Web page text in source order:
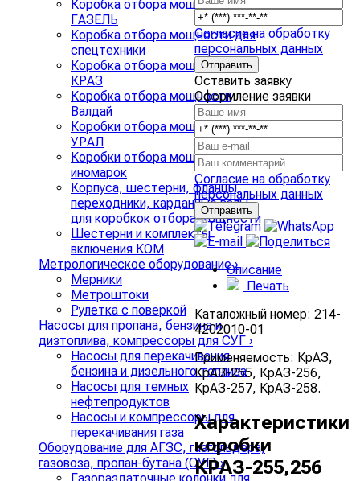
Коробка отбора мощности на
ГАЗЕЛЬ
Коробка отбора мощности для
спецтехники
Коробка отбора мощности
КРАЗ
Коробка отбора мощности
Валдай
Коробки отбора мощности
УРАЛ
Коробки отбора мощности
иномарок
Корпуса, шестерни, фланцы,
переходники, карданные валы
для коробкок отбора мощности
Шестерни и комплекты
включения КОМ
Метрологическое оборудование›
Мерники
Метроштоки
Рулетка с поверкой
Насосы для пропана, бензина и
дизтоплива, компрессоры для СУГ ›
Насосы для перекачивания
бензина и дизельного топлива
Насосы для темных
нефтепродуктов
Насосы и компрессоры для
перекачивания газа
Оборудование для АГЗС, газгольдера,
газовоза, пропан-бутана (СУГ)›
Согласие на обработку
персональных данных
Оставить заявку
Оформление заявки
Согласие на обработку
персональных данных
Описание
Печать
Каталожный номер: 214-
4202010-01
Применяемость: КрАЗ,
КрАЗ-255, КрАЗ-256,
КрАЗ-257, КрАЗ-258.
Характеристики
коробки
КРАЗ-255,256